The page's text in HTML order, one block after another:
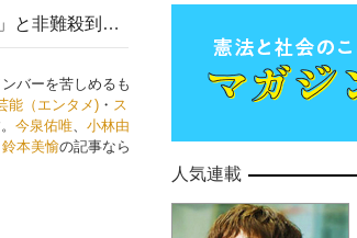
高市首相がミュージックアワードに登壇で「音楽を政治利用するな」と非難殺到！ MAJの国策的本質を批判する声も
バーを苦しめるも
能（エンタメ) ・ ス
今泉佑唯、 小林由
鈴本美愉の記事なら
人気連載